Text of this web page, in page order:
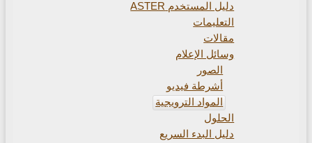
دليل المستخدم ASTER
التعليمات
مقالات
وسائل الإعلام
أشرطة فيديو
المواد الترويجية
الحلول
دليل البدء السريع